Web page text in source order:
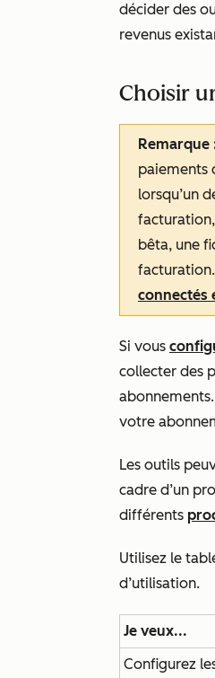
décider des
revenus
Choisir
Remarque
paiements
lorsqu’un
bêta, une
connectés
Si vous
collecter des
votre
Les outils
cadre d’un
différents
Utilisez le
d’utilisation.
Je veux...
Configurez